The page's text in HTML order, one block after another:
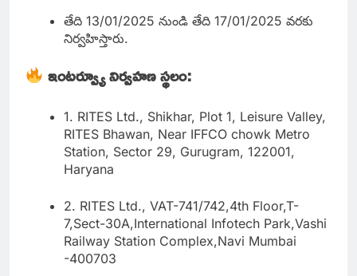
తేది 13/01/2025 నుండి తేది 17/01/2025 వరకు
నిర్వహిస్తారు.
ఇంటర్వ్యూ నిర్వహణ స్థలం:
1. RITES Ltd., Shikhar, Plot 1, Leisure Valley,
RITES Bhawan, Near IFFCO chowk Metro
Station, Sector 29, Gurugram, 122001,
Haryana
2. RITES Ltd., VAT-741/742,4th Floor,T-
7,Sect-30A,International Infotech Park,Vashi
Railway Station Complex,Navi Mumbai
-400703